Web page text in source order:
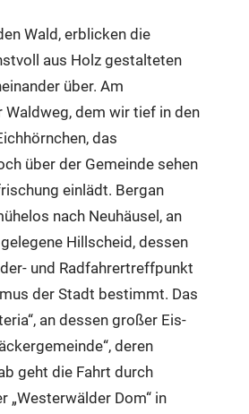
Wald, erblicken die
aus Holz gestalteten
über. Am
dem wir tief in den
das
über der Gemeinde sehen
einlädt. Bergan
nach Neuhäusel, an
Hillscheid, dessen
und Radfahrertreffpunkt
der Stadt bestimmt. Das
an dessen großer Eis-
deren
geht die Fahrt durch
„Westerwälder Dom“ in